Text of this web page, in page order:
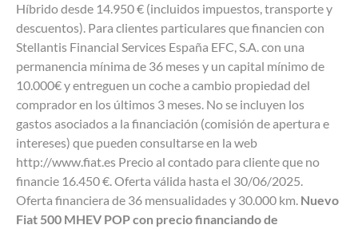
Híbrido desde 14.950 € (incluidos impuestos, transporte y
descuentos). Para clientes particulares que financien con
Stellantis Financial Services España EFC, S.A. con una
permanencia mínima de 36 meses y un capital mínimo de
10.000€ y entreguen un coche a cambio propiedad del
comprador en los últimos 3 meses. No se incluyen los
gastos asociados a la financiación (comisión de apertura e
intereses) que pueden consultarse en la web
http://www.fiat.es Precio al contado para cliente que no
financie 16.450 €. Oferta válida hasta el 30/06/2025.
Oferta financiera de 36 mensualidades y 30.000 km. Nuevo
Fiat 500 MHEV POP con precio financiando de